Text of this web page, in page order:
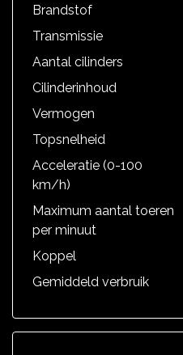
Brandstof
Transmissie
Aantal cilinders
Cilinderinhoud
Vermogen
Topsnelheid
Acceleratie (0-100
km/h)
Maximum aantal toeren
per minuut
Koppel
Gemiddeld verbruik